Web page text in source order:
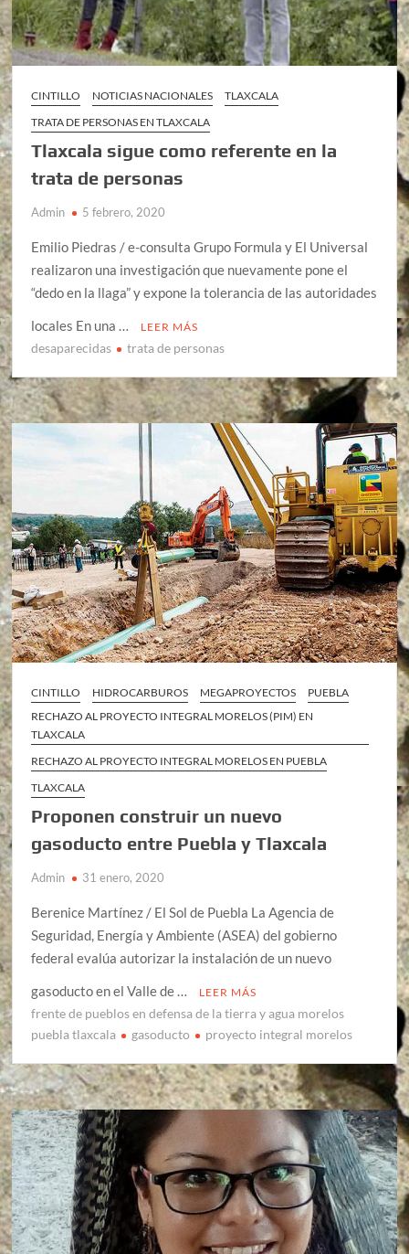
CINTILLO NOTICIAS NACIONALES
TLAXCALA
TRATA DE PERSONAS EN TLAXCALA
Tlaxcala sigue como referente en la
trata de personas
Admin 5 febrero, 2020
Emilio Piedras / e-consulta Grupo Formula y El Universal
realizaron una investigación que nuevamente pone el
“dedo en la llaga” y expone la tolerancia de las autoridades
locales En una …
LEER MÁS
desaparecidas trata de personas
CINTILLO HIDROCARBUROS MEGAPROYECTOS
PUEBLA
RECHAZO AL PROYECTO INTEGRAL MORELOS (PIM) EN
TLAXCALA
RECHAZO AL PROYECTO INTEGRAL MORELOS EN PUEBLA
TLAXCALA
Proponen construir un nuevo
gasoducto entre Puebla y Tlaxcala
Admin 31 enero, 2020
Berenice Martínez / El Sol de Puebla La Agencia de
Seguridad, Energía y Ambiente (ASEA) del gobierno
federal evalúa autorizar la instalación de un nuevo
gasoducto en el Valle de …
LEER MÁS
frente de pueblos en defensa de la tierra y agua morelos
puebla tlaxcala
gasoducto proyecto integral morelos